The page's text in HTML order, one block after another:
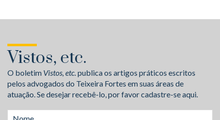
Vistos, etc.
O boletim Vistos, etc.publica os artigos práticos escritos
pelos advogados do Teixeira Fortes em suas áreas de
atuação. Se desejar recebê-lo, por favor cadastre-se aqui.